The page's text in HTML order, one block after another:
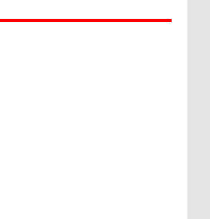
KLUNGKUNG GELAR PASAR